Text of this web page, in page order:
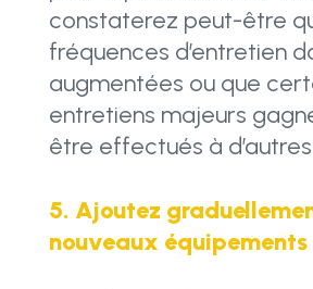
constaterez peut-être
fréquences d’entretien
augmentées ou que
entretiens majeurs
être effectués à
5. Ajoutez
nouveaux équipements